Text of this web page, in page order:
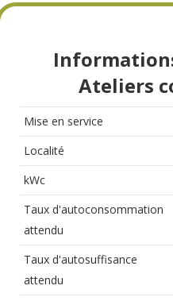
Ateliers
Mise en service
Localité
kWc
Taux d'autoconsommation
attendu
Taux d'autosuffisance
attendu